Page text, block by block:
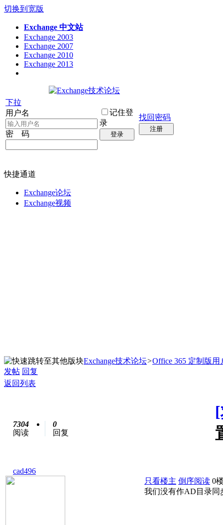
切换到宽版
Exchange 中文站
Exchange 2003
Exchange 2007
Exchange 2010
Exchange 2013
下拉
用户名
密 码
记住登
录
登录
找回密码
注册
快捷通道
Exchange论坛
Exchange视频
Exchange技术论坛>Office 365 定制版用
发帖 回复
返回列表
7304
阅读
0
回复
cad496
只看楼主 倒序阅读 0
我们没有作AD目录同